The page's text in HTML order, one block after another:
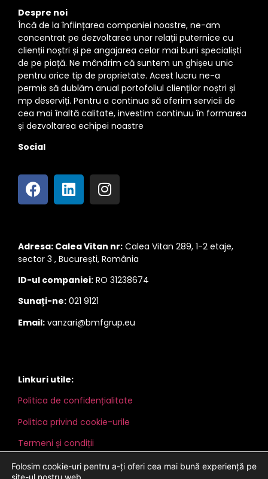
Despre noi
Încă de la înființarea companiei noastre, ne-am
concentrat pe dezvoltarea unor relații puternice cu
clienții noștri și pe angajarea celor mai buni specialiști
de pe piață. Ne mândrim că suntem un ghișeu unic
pentru orice tip de proprietate. Acest lucru ne-a
permis să dublăm anual portofoliul clienților noștri și
mp deserviți. Pentru a continua să oferim servicii de
cea mai înaltă calitate, investim continuu în formarea
și dezvoltarea echipei noastre
Social
Adresa: Calea Vitan nr: Calea Vitan 289, 1-2 etaje,
sector 3 , București, România
ID-ul companiei: RO 31238674
Sunați-ne: 021 9121
Email: vanzari@bmfgrup.eu
Linkuri utile:
Politica de confidențialitate
Politica privind cookie-urile
Termeni și condiții
Folosim cookie-uri pentru a-ți oferi cea mai bună experiență pe
site-ul nostru web.